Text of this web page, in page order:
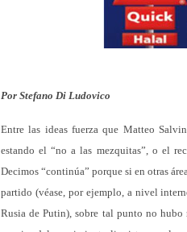
Por Stefano Di Ludovico
Entre las ideas fuerza que Matteo
estando el “no a las mezquitas”, o el
Decimos “continúa” porque si en otras
partido (véase, por ejemplo, a nivel
Rusia de Putin), sobre tal punto no hubo